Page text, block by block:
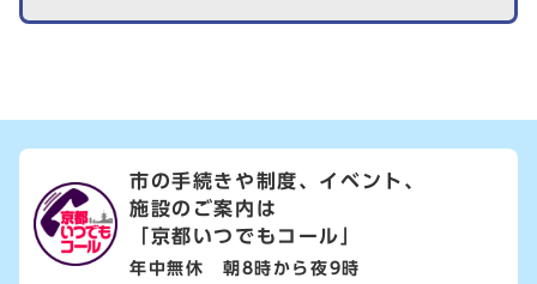
市の手続きや制度、イベント、
施設のご案内は
「京都いつでもコール」
年中無休 朝8時から夜9時